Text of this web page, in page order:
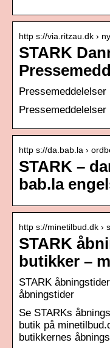
http s://via.ritzau.dk ›
STARK
Pressemeddelelser
Pressemeddelelser
http s://da.bab.la ›
STARK –
bab.la
http s://minetilbud.dk ›
STARK
butikker –
STARK
åbningstider
Se STARKs
butik på
butikkernes